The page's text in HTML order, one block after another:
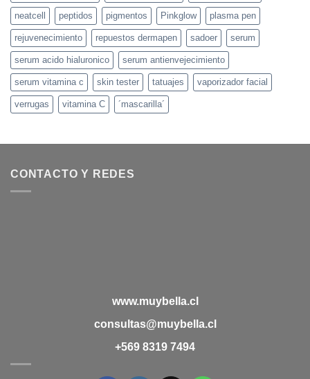
neatcell peptidos pigmentos Pinkglow plasma pen
rejuvenecimiento repuestos dermapen sadoer serum
serum acido hialuronico serum antienvejecimiento
serum vitamina c skin tester tatuajes vaporizador facial
verrugas vitamina C ´mascarilla´
CONTACTO Y REDES
www.muybella.cl
consultas@muybella.cl
+569 8319 7494